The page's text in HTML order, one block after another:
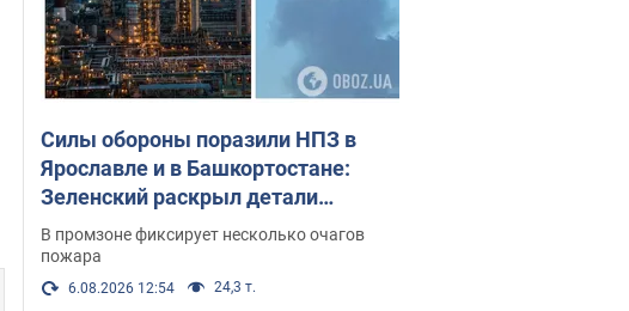
Силы обороны поразили НПЗ в
Ярославле и в Башкортостане:
Зеленский раскрыл детали
операции. Фото и видео
В промзоне фиксирует несколько очагов
пожара
6.08.2026 12:54 24,3 т.